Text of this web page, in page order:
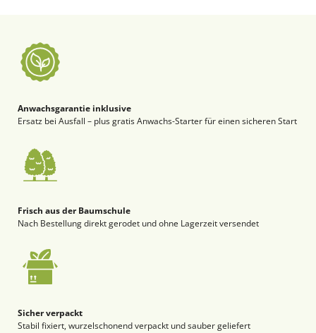
Anwachsgarantie inklusive
Ersatz bei Ausfall – plus gratis Anwachs-Starter für einen sicheren Start
Frisch aus der Baumschule
Nach Bestellung direkt gerodet und ohne Lagerzeit versendet
Sicher verpackt
Stabil fixiert, wurzelschonend verpackt und sauber geliefert